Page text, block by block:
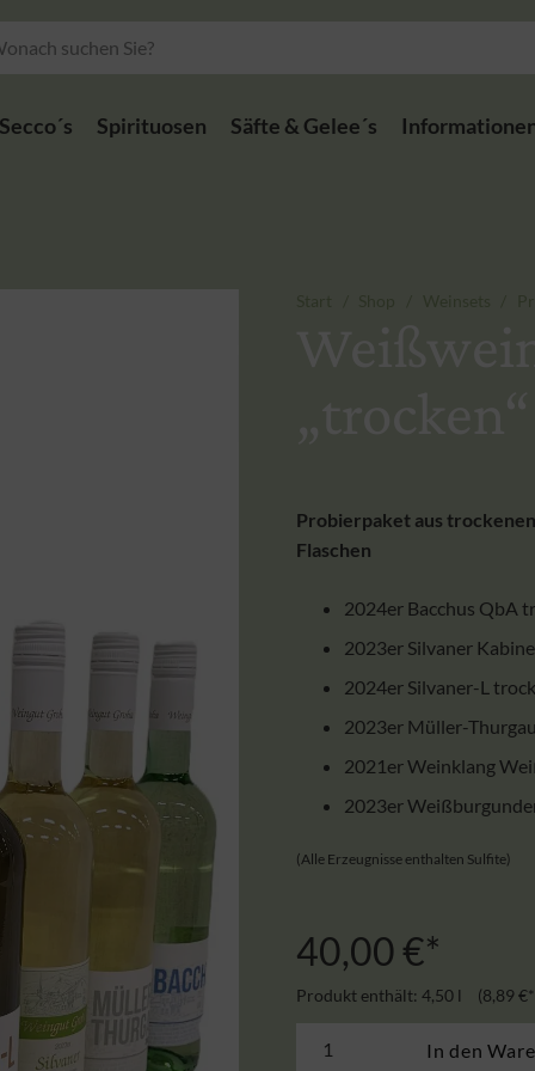
Secco´s Spirituosen Säfte & Gelee´s
Probierpaket aus
Flaschen
2024er Bacchus QbA
2023er Silvaner
2024er Silvaner-L
2023er Müller-
2021er Weinklang
2023er
(Alle Erzeugnisse enthalten Sulfite)
40,00 €
Produkt enthält: 4,50 l 8,89€
In den